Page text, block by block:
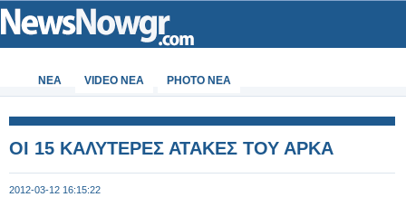
ΝΕΑ VIDEO NEA PHOTO NEA
ΟΙ 15 ΚΑΛΥΤΕΡΕΣ ΑΤΑΚΕΣ ΤΟΥ ΑΡΚΑ
2012-03-12 16:15:22